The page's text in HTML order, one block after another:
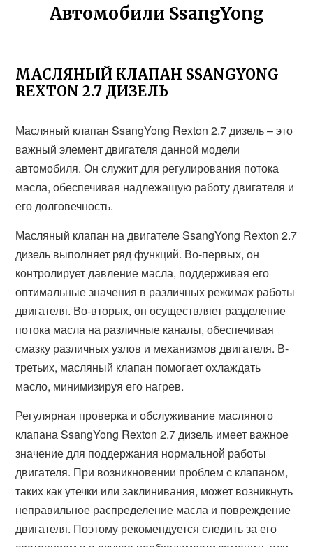
Автомобили SsangYong
МАСЛЯНЫЙ КЛАПАН SSANGYONG
REXTON 2.7 ДИЗЕЛЬ
Масляный клапан SsangYong Rexton 2.7 дизель – это
важный элемент двигателя данной модели
автомобиля. Он служит для регулирования потока
масла, обеспечивая надлежащую работу двигателя и
его долговечность.
Масляный клапан на двигателе SsangYong Rexton 2.7
дизель выполняет ряд функций. Во-первых, он
контролирует давление масла, поддерживая его
оптимальные значения в различных режимах работы
двигателя. Во-вторых, он осуществляет разделение
потока масла на различные каналы, обеспечивая
смазку различных узлов и механизмов двигателя. В-
третьих, масляный клапан помогает охлаждать
масло, минимизируя его нагрев.
Регулярная проверка и обслуживание масляного
клапана SsangYong Rexton 2.7 дизель имеет важное
значение для поддержания нормальной работы
двигателя. При возникновении проблем с клапаном,
таких как утечки или заклинивания, может возникнуть
неправильное распределение масла и повреждение
двигателя. Поэтому рекомендуется следить за его